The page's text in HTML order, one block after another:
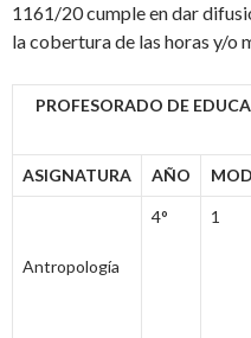
1161/20 cumple en dar
la cobertura de las horas y/o
PROFESORADO DE
ASIGNATURA AÑO
Antropología
4° 1